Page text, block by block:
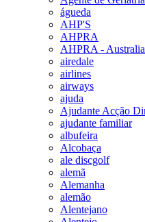
águeda
AHP'S
AHPRA
AHPRA -
airedale
airlines
airways
ajuda
Ajudante Acção
ajudante familiar
albufeira
Alcobaça
ale discgolf
alemã
Alemanha
alemão
Alentejano